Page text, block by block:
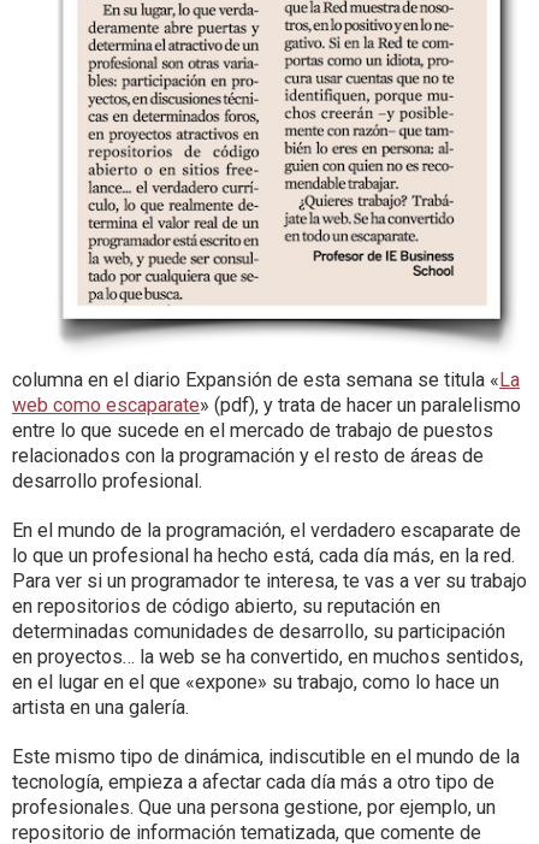
columna en el diario Expansión de esta semana se titula « La
web como escaparate» (pdf), y trata de hacer un paralelismo
entre lo que sucede en el mercado de trabajo de puestos
relacionados con la programación y el resto de áreas de
desarrollo profesional.
En el mundo de la programación, el verdadero escaparate de
lo que un profesional ha hecho está, cada día más, en la red.
Para ver si un programador te interesa, te vas a ver su trabajo
en repositorios de código abierto, su reputación en
determinadas comunidades de desarrollo, su participación
en proyectos… la web se ha convertido, en muchos sentidos,
en el lugar en el que «expone» su trabajo, como lo hace un
artista en una galería.
Este mismo tipo de dinámica, indiscutible en el mundo de la
tecnología, empieza a afectar cada día más a otro tipo de
profesionales. Que una persona gestione, por ejemplo, un
repositorio de información tematizada, que comente de